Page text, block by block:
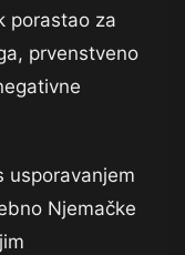
porastao za
prvenstveno
usporavanjem
Njemačke